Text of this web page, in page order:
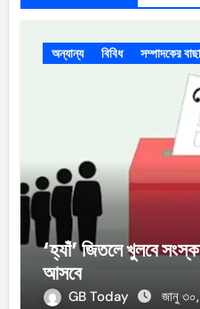
অন্যান্য বিবিধ সম্পাদকের
‘হ্যাঁ’ জিতলে খুলবে
আসবে
GB Today জানু